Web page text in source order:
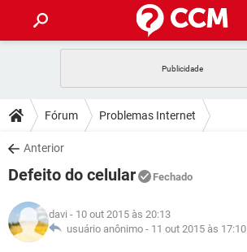
CELULAR FACEBOOK
OUTLOOK
INSTAGRAM
GUIA DE COMPRAS
DICAS
JOGOS WHATSAPP
INSTAGRAM
GUIA DE COMPRAS
DOWNLOADS
JOGOS
CELULAR
OUTLOOK EXCEL
JOGOS
CELULAR
GLOSSÁRIO
Fórum Problemas Internet
Anterior
Defeito do celular Fechado
davi - 10 out 2015 às 20:13
usuário anônimo - 11 out 2015 às 17:10